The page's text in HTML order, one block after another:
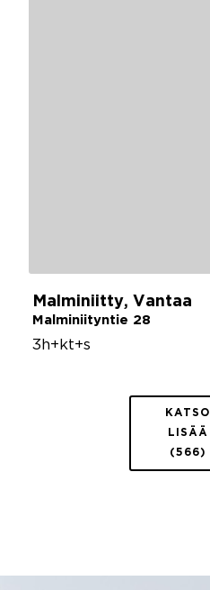
Malminiitty, Vantaa
Malminiityntie 28
3h+kt+s
KATSO
LISÄÄ
(566)